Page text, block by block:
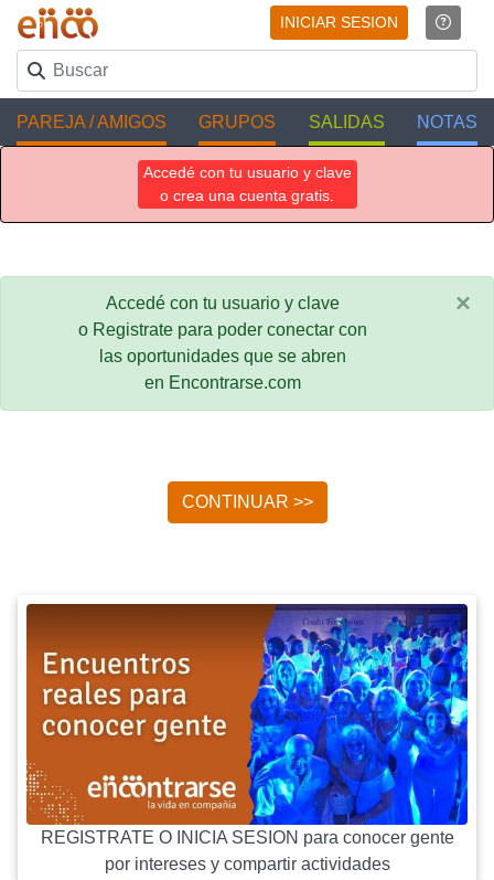
INICIAR SESION
PAREJA / AMIGOS GRUPOS SALIDAS NOTAS
Accedé con tu usuario y clave
o crea una cuenta gratis.
Accedé con tu usuario y clave
o Registrate para poder conectar con
las oportunidades que se abren
en Encontrarse.com
×
CONTINUAR >>
REGISTRATE O INICIA SESION para conocer gente
por intereses y compartir actividades